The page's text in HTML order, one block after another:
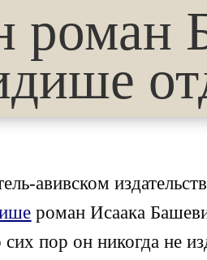
роман
авивском
роман Исаака
пор он никогда не